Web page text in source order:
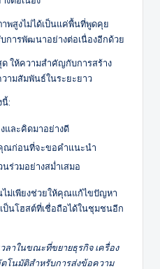
พสูงไม่ได้เป็นแค่พื้นที่พูดคุย
การพัฒนาอย่างต่อเนื่องอีกด้วย
ให้ความสำคัญกับการสร้าง
วามสัมพันธ์ในระยะยาว
:
และคิดมาอย่างดี
ณก่อนที่จะขอคำแนะนำ
ร่วมอย่างสม่ำเสมอ
ไม่เพียงช่วยให้คุณแก้ไขปัญหา
ป็นโฮสต์ที่เชื่อถือได้ในชุมชนอีก
ลาในขณะที่ขยายธุรกิจ เครื่อง
โนมัติสำหรับการส่งข้อความ